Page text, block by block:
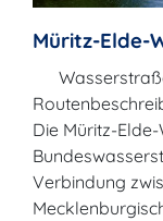
Müritz-Elde-
Die Müritz-
Verbindung